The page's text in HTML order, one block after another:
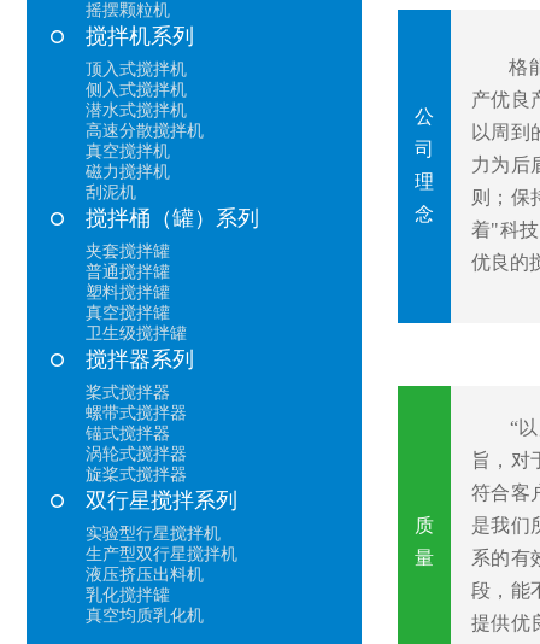
摇摆颗粒机
搅拌机系列
顶入式搅拌机
侧入式搅拌机
潜水式搅拌机
高速分散搅拌机
真空搅拌机
磁力搅拌机
刮泥机
搅拌桶（罐）系列
夹套搅拌罐
普通搅拌罐
塑料搅拌罐
真空搅拌罐
卫生级搅拌罐
搅拌器系列
桨式搅拌器
螺带式搅拌器
锚式搅拌器
涡轮式搅拌器
旋桨式搅拌器
双行星搅拌系列
实验型行星搅拌机
生产型双行星搅拌机
液压挤压出料机
乳化搅拌罐
真空均质乳化机
公
司
理
念
格能
产优良
以周到
力为后
则；保
着"科
优良的
质
量
“以质
旨，对
符合客
是我们
系的有
段，能
提供优